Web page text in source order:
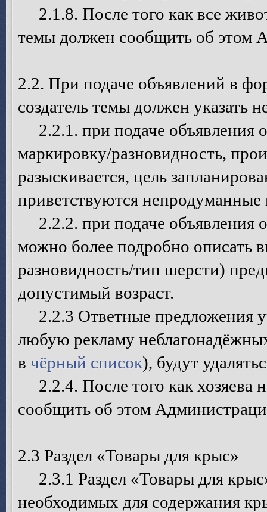
2.1.8. После того как все
темы должен сообщить об этом
2.2. При подаче объявлений в
создатель темы должен
2.2.1. при подаче объявления
маркировку/разновидность,
разыскивается, цель
приветствуются непродуманные
2.2.2. при подаче объявления
можно более подробно описать
разновидность/тип шерсти)
допустимый возраст.
2.2.3 Ответные предложения
любую рекламу
в чёрный список), будут
2.2.4. После того как хозяева
сообщить об этом
2.3 Раздел «Товары для крыс»
2.3.1 Раздел «Товары для
необходимых для содержания